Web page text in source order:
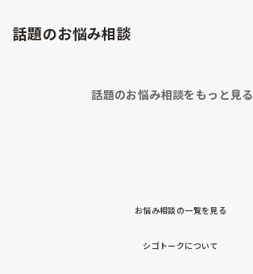
話題のお悩み相談
話題のお悩み相談をもっと見る
お悩み相談の一覧を見る
シゴトークについて